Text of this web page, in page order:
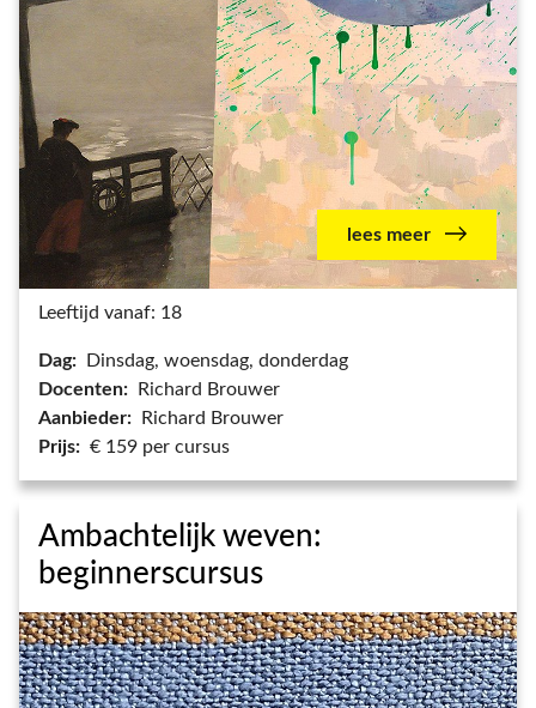
lees meer
Leeftijd vanaf: 18
Dag:
Dinsdag, woensdag, donderdag
Docenten:
Richard Brouwer
Aanbieder:
Richard Brouwer
Prijs: € 159 per cursus
Ambachtelijk weven:
beginnerscursus